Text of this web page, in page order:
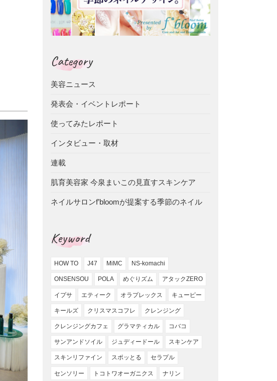
Category
美容ニュース
発表会・イベントレポート
使ってみたレポート
インタビュー・取材
連載
肌育美容家 今泉まいこの見直すスキンケア
ネイルサロンf’bloomが提案する季節のネイル
Keyword
HOW TO J47 MiMC NS-komachi
ONSENSOU POLA めぐりズム アタックZERO
イプサ エティーク オラプレックス キューピー
キールズ クリスマスコフレ クレンジング
クレンジングカフェ グラマティカル コバコ
サンアンドソイル ジュディードール スキンケア
スキンリファイン スポッとる セラプル
センソリー トコトワオーガニクス ナリン